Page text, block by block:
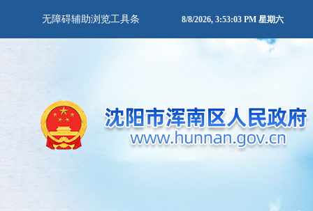
无障碍辅助浏览工具条 8/8/2026, 3:53:03 PM 星期六